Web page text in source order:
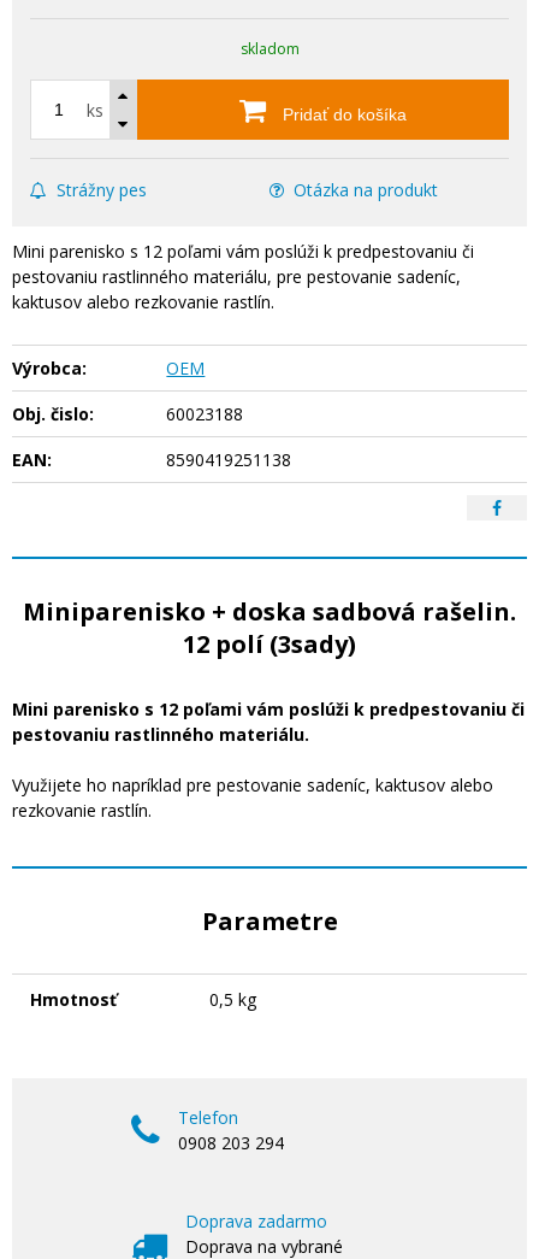
skladom
ks Pridať do košíka
Strážny pes Otázka na produkt
Mini parenisko s 12 poľami vám poslúži k predpestovaniu či
pestovaniu rastlinného materiálu, pre pestovanie sadeníc,
kaktusov alebo rezkovanie rastlín.
Výrobca:
OEM
Obj. čislo:
60023188
EAN:
8590419251138
Miniparenisko + doska sadbová rašelin.
12 polí (3sady)
Mini parenisko s 12 poľami vám poslúži k predpestovaniu či
pestovaniu rastlinného materiálu.
Využijete ho napríklad pre pestovanie sadeníc, kaktusov alebo
rezkovanie rastlín.
Parametre
Hmotnosť 0,5 kg
Telefon
0908 203 294
Doprava zadarmo
Doprava na vybrané